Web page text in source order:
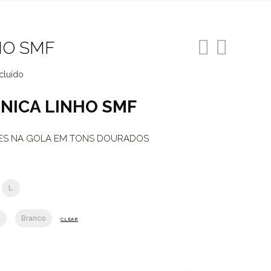
SMF
LINHO SMF
NA GOLA EM TONS DOURADOS
L
Branco CLEAR